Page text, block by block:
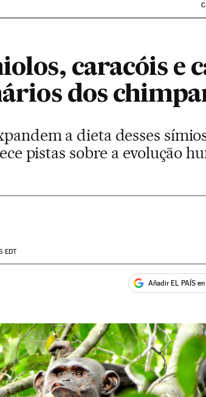
caracóis e
dos
a dieta desses
pistas sobre a evolução
EDT
Añadir EL PAÍS